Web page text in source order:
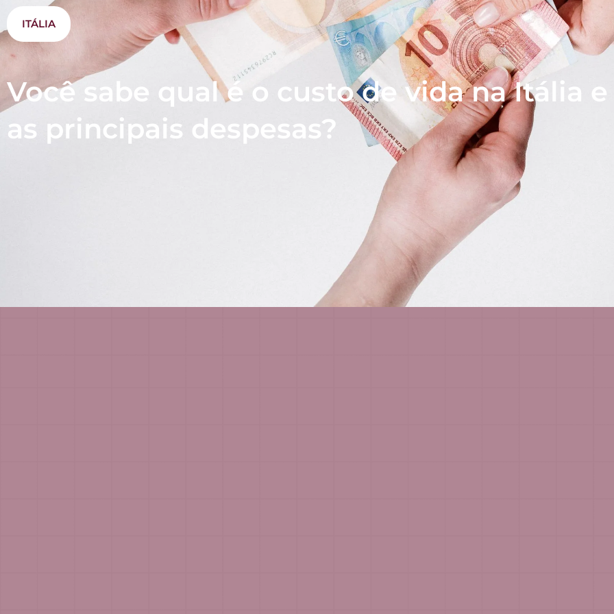
ITÁLIA
Você sabe qual é o custo de vida na Itália
as principais despesas?